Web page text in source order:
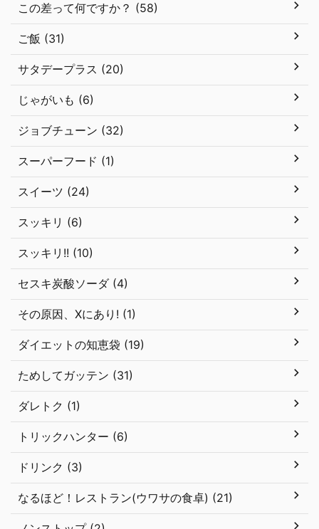
この差って何ですか？ (58)
ご飯 (31)
サタデープラス (20)
じゃがいも (6)
ジョブチューン (32)
スーパーフード (1)
スイーツ (24)
スッキリ (6)
スッキリ!! (10)
セスキ炭酸ソーダ (4)
その原因、Xにあり! (1)
ダイエットの知恵袋 (19)
ためしてガッテン (31)
ダレトク (1)
トリックハンター (6)
ドリンク (3)
なるほど！レストラン(ウワサの食卓) (21)